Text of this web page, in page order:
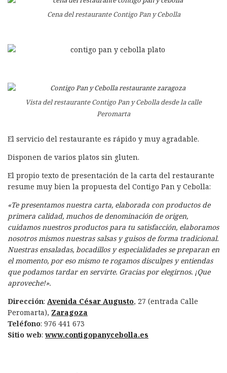
Cena del restaurante Contigo Pan y Cebolla
Vista del restaurante Contigo Pan y Cebolla desde la calle
Peromarta
El servicio del restaurante es rápido y muy agradable.
Disponen de varios platos sin gluten.
El propio texto de presentación de la carta del restaurante
resume muy bien la propuesta del Contigo Pan y Cebolla:
«Te presentamos nuestra carta, elaborada con productos de
primera calidad, muchos de denominación de origen,
cuidamos nuestros productos para tu satisfacción, elaboramos
nosotros mismos nuestras salsas y guisos de forma tradicional.
Nuestras ensaladas, bocadillos y especialidades se preparan en
el momento, por eso mismo te rogamos disculpes y entiendas
que podamos tardar en servirte. Gracias por elegirnos. ¡Que
aproveche!».
Dirección: Avenida César Augusto, 27 (entrada Calle
Peromarta), Zaragoza
Teléfono: 976 441 673
Sitio web: www.contigopanycebolla.es